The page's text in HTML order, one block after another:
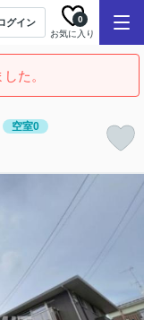
グイン
お気に入り
0
た。
空室0